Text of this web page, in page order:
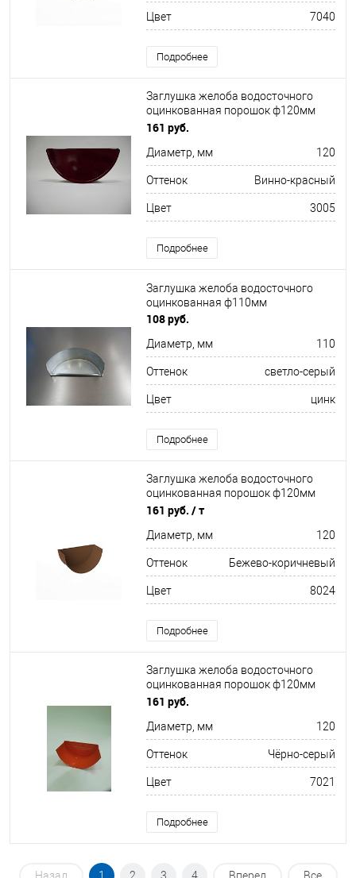
Цвет 7040
Подробнее
Заглушка желоба водосточного
оцинкованная порошок ф120мм
RAL 3005
161 руб.
Диаметр, мм 120
Оттенок Винно-красный
Цвет 3005
Подробнее
Заглушка желоба водосточного
оцинкованная ф110мм
108 руб.
Диаметр, мм 110
Оттенок светло-серый
Цвет цинк
Подробнее
Заглушка желоба водосточного
оцинкованная порошок ф120мм
RAL 8024
161 руб. / т
Диаметр, мм 120
Оттенок Бежево-коричневый
Цвет 8024
Подробнее
Заглушка желоба водосточного
оцинкованная порошок ф120мм
RAL 7021
161 руб.
Диаметр, мм 120
Оттенок Чёрно-серый
Цвет 7021
Подробнее